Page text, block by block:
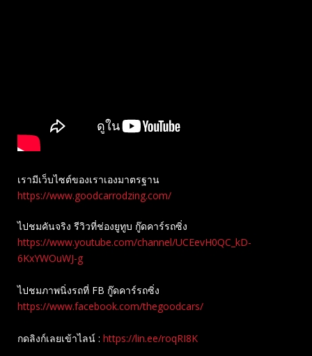
เรามีเว็บไซต์ของเราเองมาตรฐาน
https://www.goodcarrodzing.com/
ไปชมคันจริง รีวิวที่ช่องยู​ทูบ​ กู๊ดคาร์รถซิ่ง
https://www.youtube.com/channel/UCEevH0QC_kD-
6KxYWOuWJ-g
ไปชมภาพนิ่งรถที่ FB กู๊ดคาร์รถซิ่ง
https://www.facebook.com/thegoodcars/
กดลิงก์เลยเข้าไลน์ : https://lin.ee/roqRI8K